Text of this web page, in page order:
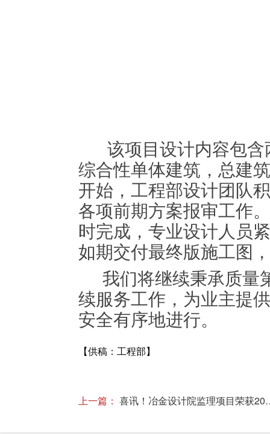
该项目设计内容包含
综合性单体建筑，总建
开始，工程部设计团队
各项前期方案报审工作
时完成，专业设计人员
如期交付最终版施工图
我们将继续秉承质量
续服务工作，为业主提
安全有序地进行。
【供稿：工程部】
上一篇： 喜讯！冶金设计院监理项